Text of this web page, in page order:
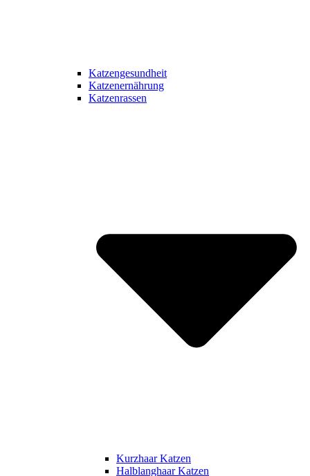
Katzengesundheit
Katzenernährung
Katzenrassen
Kurzhaar Katzen
Halblanghaar Katzen